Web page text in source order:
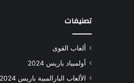
تصنيفات
ألعاب القوى
أولمبياد باريس 2024
الألعاب البارالمبية باريس 2024